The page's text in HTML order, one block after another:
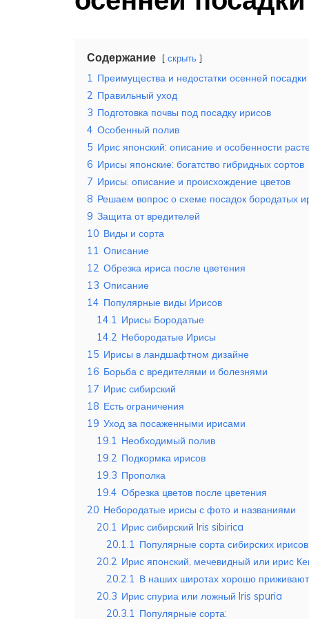
Содержание скрыть
1 Преимущества и недостатки осенней посадки
2 Правильный уход
3 Подготовка почвы под посадку ирисов
4 Особенный полив
5 Ирис японский: описание и особенности
6 Ирисы японские: богатство гибридных сортов
7 Ирисы: описание и происхождение цветов
8 Решаем вопрос о схеме посадок бородатых
9 Защита от вредителей
10 Виды и сорта
11 Описание
12 Обрезка ириса после цветения
13 Описание
14 Популярные виды Ирисов
14.1 Ирисы Бородатые
14.2 Небородатые Ирисы
15 Ирисы в ландшафтном дизайне
16 Борьба с вредителями и болезнями
17 Ирис сибирский
18 Есть ограничения
19 Уход за посаженными ирисами
19.1 Необходимый полив
19.2 Подкормка ирисов
19.3 Прополка
19.4 Обрезка цветов после цветения
20 Небородатые ирисы с фото и названиями
20.1 Ирис сибирский Iris sibirica
20.1.1 Популярные сорта сибирских ирисов:
20.2 Ирис японский, мечевидный или ирис
20.2.1 В наших широтах хорошо
20.3 Ирис спуриа или ложный Iris spuria
20.3.1 Популярные сорта: